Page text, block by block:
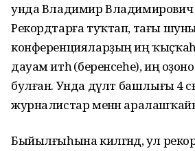
унда Владимир Владимирович
Рекордтарға туҡтап, тағы шуны
конферен­цияларҙың иң ҡыҫҡаһы
дауам итһә (беренсеһе), иң
булған. Унда дәүләт башлығы 4
журналистар менән
Быйылғыһына килгәндә, ул